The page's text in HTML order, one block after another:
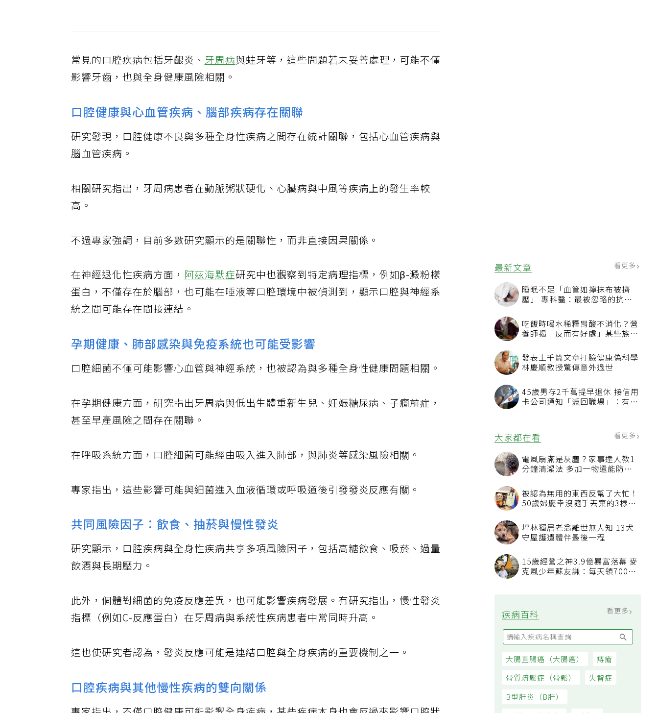
最新文章 看更多
睡眠不足「血管如擰抹布被擠
壓」 專科醫：最被忽略的抗老
吃飯時喝水稀釋胃酸不消化？營
養師揭「反而有好處」某些族群
發表上千篇文章打臉健康偽科學
林慶順教授驚傳意外過世
45歲男存2千萬提早退休 接信用
卡公司通知「淚回職場」：有錢
大家都在看
電風扇滿是灰塵？家事達人教1
被認為無用的東西反幫了大忙！
50歲婦慶幸沒隨手丟棄的3樣物
坪林獨居老翁離世無人知 13犬
守屋護遺體伴最後一程
15歲經營之神3.9億暴富落幕 麥
疾病百科
常見的口腔疾病包括牙齦炎、牙周病與蛀牙等，這些問題若未妥善處理，可能不僅
影響牙齒，也與全身健康風險相關。
口腔健康與心血管疾病、腦部疾病存在關聯
研究發現，口腔健康不良與多種全身性疾病之間存在統計關聯，包括心血管疾病與
腦血管疾病。
相關研究指出，牙周病患者在動脈粥狀硬化、心臟病與中風等疾病上的發生率較
高。
不過專家強調，目前多數研究顯示的是關聯性，而非直接因果關係。
在神經退化性疾病方面，阿茲海默症研究中也觀察到特定病理指標，例如β-澱粉樣
蛋白，不僅存在於腦部，也可能在唾液等口腔環境中被偵測到，顯示口腔與神經系
統之間可能存在間接連結。
孕期健康、肺部感染與免疫系統也可能受影響
口腔細菌不僅可能影響心血管與神經系統，也被認為與多種全身性健康問題相關。
在孕期健康方面，研究指出牙周病與低出生體重新生兒、妊娠糖尿病、子癇前症，
甚至早產風險之間存在關聯。
在呼吸系統方面，口腔細菌可能經由吸入進入肺部，與肺炎等感染風險相關。
專家指出，這些影響可能與細菌進入血液循環或呼吸道後引發發炎反應有關。
共同風險因子：飲食、抽菸與慢性發炎
研究顯示，口腔疾病與全身性疾病共享多項風險因子，包括高糖飲食、吸菸、過量
飲酒與長期壓力。
此外，個體對細菌的免疫反應差異，也可能影響疾病發展。有研究指出，慢性發炎
指標（例如C-反應蛋白）在牙周病與系統性疾病患者中常同時升高。
這也使研究者認為，發炎反應可能是連結口腔與全身疾病的重要機制之一。
口腔疾病與其他慢性疾病的雙向關係